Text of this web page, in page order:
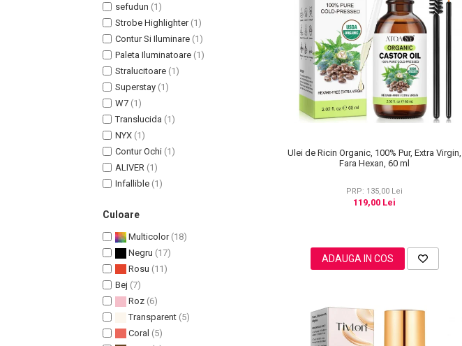
sefudun (1)
Strobe Highlighter (1)
Contur Si Iluminare (1)
Paleta Iluminatoare (1)
Stralucitoare (1)
Superstay (1)
W7 (1)
Translucida (1)
NYX (1)
Contur Ochi (1)
ALIVER (1)
Infallible (1)
Culoare
Multicolor (18)
Negru (17)
Rosu (11)
Bej (7)
Roz (6)
Transparent (5)
Coral (5)
Ulei de Ricin Organic, 100% Pur, Extra Virgin,
Fara Hexan, 60 ml
PRP: 135,00 Lei
119,00 Lei
ADAUGA IN COS